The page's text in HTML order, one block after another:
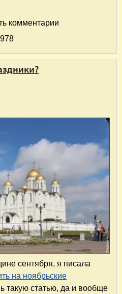
круглый год. Куда поехать
комментарии
сентября, я писала
на ноябрьские
такую статью, да и вообще